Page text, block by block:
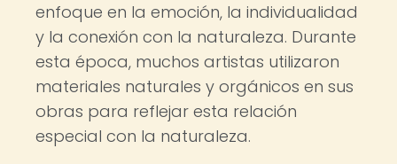
enfoque en la emoción, la individualidad
y la conexión con la naturaleza. Durante
esta época, muchos artistas utilizaron
materiales naturales y orgánicos en sus
obras para reflejar esta relación
especial con la naturaleza.